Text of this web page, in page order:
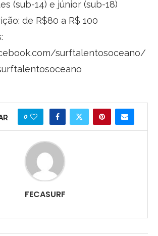
(sub-14) e júnior (sub-18)
de R$80 a R$ 100
surftalentosoceano/
0
FECASURF